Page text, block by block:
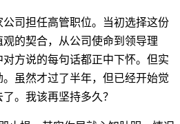
司担任高管职位。当初选择这份
的契合，从公司使命到领导理
方说的每句话都正中下怀。但实
虽然才过了半年，但已经开始觉
。我该再坚持多久？